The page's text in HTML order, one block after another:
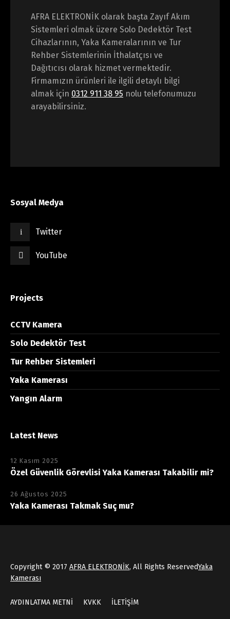
AFRA ELEKTRONİK olarak başta Zayıf Akım
Sistemleri olmak üzere Solo Dedektör Test
Cihazlarının, Yaka Kameralarının ve Tur
Rehber Sistemlerinin İthalatçısı ve
Dağıtıcısı olarak hizmet vermektedir.
Firmamızın ürünleri ile ilgili detaylı bilgi
almak için 0312 911 38 95 nolu telefonumuzu
arayabilirsiniz.
Sosyal Medya
Twitter
YouTube
Projects
CCTV Kamera
Solo Dedektör Test
Tur Rehber Sistemleri
Yaka Kamerası
Yangın Alarm
Latest News
12 Kasım 2025
Özel Güvenlik Görevlisi Yaka Kamerası Takabilir mi?
26 Ağustos 2025
Yaka Kamerası Takmak Suç mu?
Copyright © 2017 AFRA ELEKTRONİK, All Rights ReservedYaka
Kamerası
AYDINLATMA METNİ KVKK İLETİŞİM